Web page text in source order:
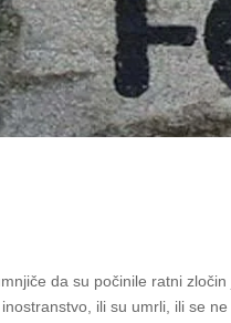
da su počinile ratni
ili su umrli, ili se